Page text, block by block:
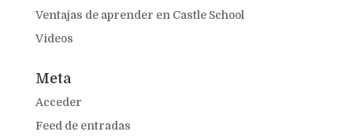
Ventajas de aprender en Castle School
Videos
Meta
Acceder
Feed de entradas